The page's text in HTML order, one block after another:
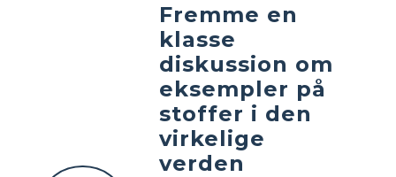
Fremme en
klasse
diskussion om
eksempler på
stoffer i den
virkelige
verden